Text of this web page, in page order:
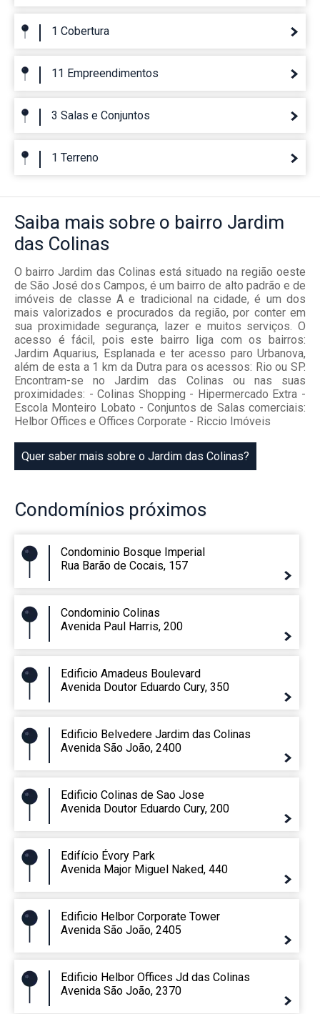
1 Cobertura
11 Empreendimentos
3 Salas e Conjuntos
1 Terreno
Saiba mais sobre o bairro Jardim
das Colinas
O bairro Jardim das Colinas está situado na região oeste
de São José dos Campos, é um bairro de alto padrão e de
imóveis de classe A e tradicional na cidade, é um dos
mais valorizados e procurados da região, por conter em
sua proximidade segurança, lazer e muitos serviços. O
acesso é fácil, pois este bairro liga com os bairros:
Jardim Aquarius, Esplanada e ter acesso paro Urbanova,
além de esta a 1 km da Dutra para os acessos: Rio ou SP.
Encontram-se no Jardim das Colinas ou nas suas
proximidades: - Colinas Shopping - Hipermercado Extra -
Escola Monteiro Lobato - Conjuntos de Salas comerciais:
Helbor Offices e Offices Corporate - Riccio Imóveis
Quer saber mais sobre o Jardim das Colinas?
Condomínios próximos
Condominio Bosque Imperial
Rua Barão de Cocais, 157
Condominio Colinas
Avenida Paul Harris, 200
Edificio Amadeus Boulevard
Avenida Doutor Eduardo Cury, 350
Edificio Belvedere Jardim das Colinas
Avenida São João, 2400
Edificio Colinas de Sao Jose
Avenida Doutor Eduardo Cury, 200
Edifício Évory Park
Avenida Major Miguel Naked, 440
Edificio Helbor Corporate Tower
Avenida São João, 2405
Edificio Helbor Offices Jd das Colinas
Avenida São João, 2370